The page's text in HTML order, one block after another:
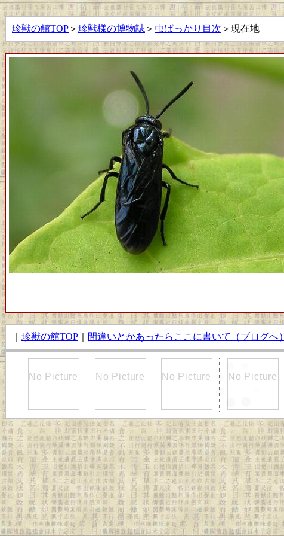
珍獣の館TOP ＞ 珍獣様の博物誌 ＞ 虫ばっかり目次 ＞現在地
珍獣の館TOP 間違いとかあったらここに書いて（ブログへ）